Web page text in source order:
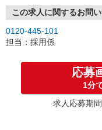
この求人に関するお問
0120-445-101
担当：採用係
応募
1分
求人応募期